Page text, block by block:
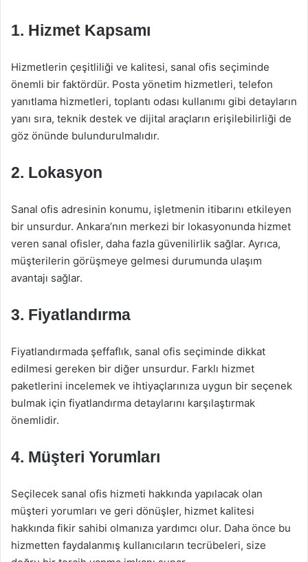
1. Hizmet Kapsamı
Hizmetlerin çeşitliliği ve kalitesi, sanal ofis seçiminde
önemli bir faktördür. Posta yönetim hizmetleri, telefon
yanıtlama hizmetleri, toplantı odası kullanımı gibi detayların
yanı sıra, teknik destek ve dijital araçların erişilebilirliği de
göz önünde bulundurulmalıdır.
2. Lokasyon
Sanal ofis adresinin konumu, işletmenin itibarını etkileyen
bir unsurdur. Ankara’nın merkezi bir lokasyonunda hizmet
veren sanal ofisler, daha fazla güvenilirlik sağlar. Ayrıca,
müşterilerin görüşmeye gelmesi durumunda ulaşım
avantajı sağlar.
3. Fiyatlandırma
Fiyatlandırmada şeffaflık, sanal ofis seçiminde dikkat
edilmesi gereken bir diğer unsurdur. Farklı hizmet
paketlerini incelemek ve ihtiyaçlarınıza uygun bir seçenek
bulmak için fiyatlandırma detaylarını karşılaştırmak
önemlidir.
4. Müşteri Yorumları
Seçilecek sanal ofis hizmeti hakkında yapılacak olan
müşteri yorumları ve geri dönüşler, hizmet kalitesi
hakkında fikir sahibi olmanıza yardımcı olur. Daha önce bu
hizmetten faydalanmış kullanıcıların tecrübeleri, size